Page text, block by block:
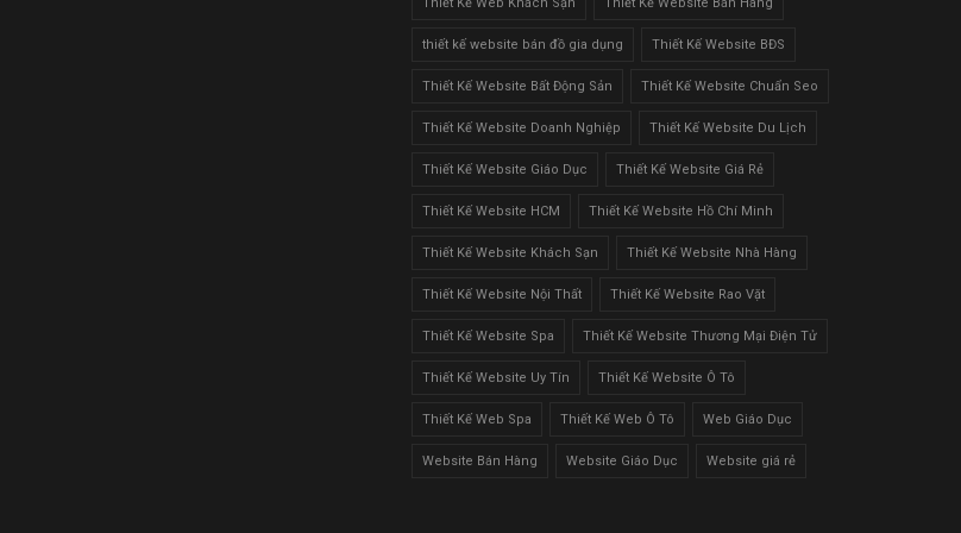
thiết kế website bán đồ gia dụng Thiết Kế Website BĐS
Thiết Kế Website Bất Động Sản Thiết Kế Website Chuẩn Seo
Thiết Kế Website Doanh Nghiệp Thiết Kế Website Du Lịch
Thiết Kế Website Giáo Dục Thiết Kế Website Giá Rẻ
Thiết Kế Website HCM Thiết Kế Website Hồ Chí Minh
Thiết Kế Website Khách Sạn Thiết Kế Website Nhà Hàng
Thiết Kế Website Nội Thất Thiết Kế Website Rao Vặt
Thiết Kế Website Spa Thiết Kế Website Thương Mại Điện Tử
Thiết Kế Website Uy Tín Thiết Kế Website Ô Tô
Thiết Kế Web Spa Thiết Kế Web Ô Tô Web Giáo Dục
Website Bán Hàng Website Giáo Dục Website giá rẻ